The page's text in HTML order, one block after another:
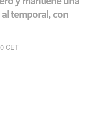
temporal, con
CET